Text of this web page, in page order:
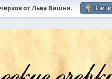
от Льва Вишни. Войти